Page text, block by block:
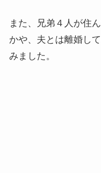
また、兄弟４人が住
かや、夫とは離婚し
みました。